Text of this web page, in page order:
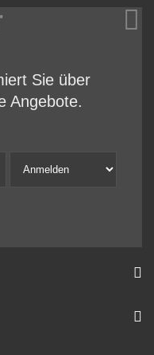
Sie über
Angebote.